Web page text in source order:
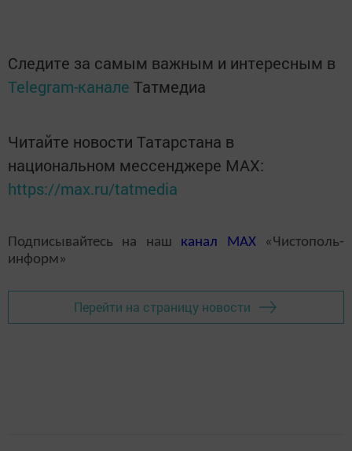
Следите за самым важным и интересным в
Telegram-канале Татмедиа
Читайте новости Татарстана в
национальном мессенджере MАХ:
https://max.ru/tatmedia
Подписывайтесь на наш канал MAX«Чистополь-
информ»
Перейти на страницу новости